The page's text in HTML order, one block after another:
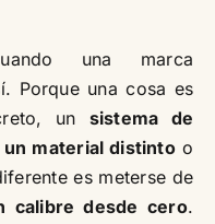
una marca
Porque una cosa es
un sistema de
un material distintoo
es meterse de
calibre desde cero.